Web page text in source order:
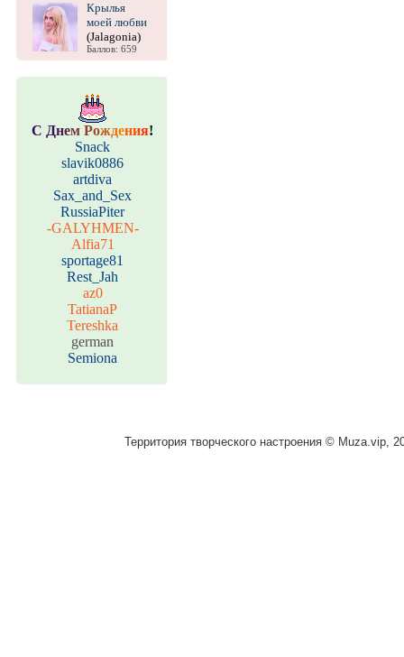
Крылья
моей любви
(Jalagonia)
Баллов: 659
С Днем Рождения!
Snack
slavik0886
artdiva
Sax_and_Sex
RussiaPiter
-GALYHMEN-
Alfia71
sportage81
Rest_Jah
az0
TatianaP
Tereshka
german
Semiona
Территория творческого настроения © Muza.vip,